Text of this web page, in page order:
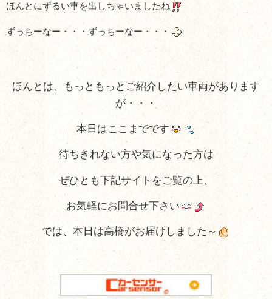
ほんとにずるい車を出しちゃいましたね
ずっちーなー・・・ずっちーなー・・・
ほんとは、もっともっとご紹介したい車両があります
が・・・
本日はここまでです
待ちきれない方や気になった方は
ぜひとも下記サイトをご覧の上、
お気軽にお問合せ下さい
では、本日は高橋がお届けしました～